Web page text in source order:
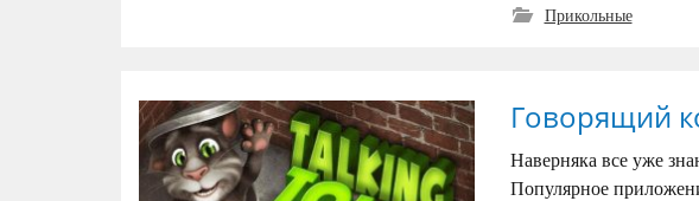
Прикольные
Говорящий
Наверняка все уже
Популярное